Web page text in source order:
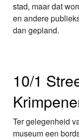
stad, maar dat
en andere
dan gepland.
10/1
Ter gelegenheid
museum een